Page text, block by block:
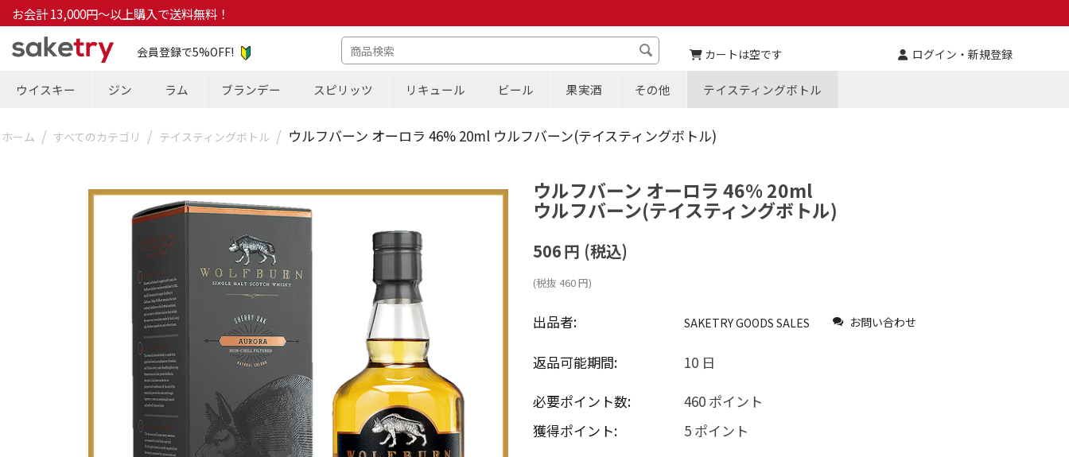
お会計 13,000円～以上購入で送料無料！
会員登録で5%OFF! カートは空です ログイン・新規登録
ウイスキー ジン ラム ブランデー スピリッツ リキュール ビール 果実酒 その他 テイスティングボトル
ホーム / すべてのカテゴリ / テイスティングボトル / ウルフバーン オーロラ 46% 20ml ウルフバーン(テイスティングボトル)
ウルフバーン オーロラ 46% 20ml
ウルフバーン(テイスティングボトル)
506円 (税込)
(税抜 460円)
出品者: SAKETRY GOODS SALES お問い合わせ
返品可能期間:
10 日
必要ポイント数:
460 ポイント
獲得ポイント:
5 ポイント